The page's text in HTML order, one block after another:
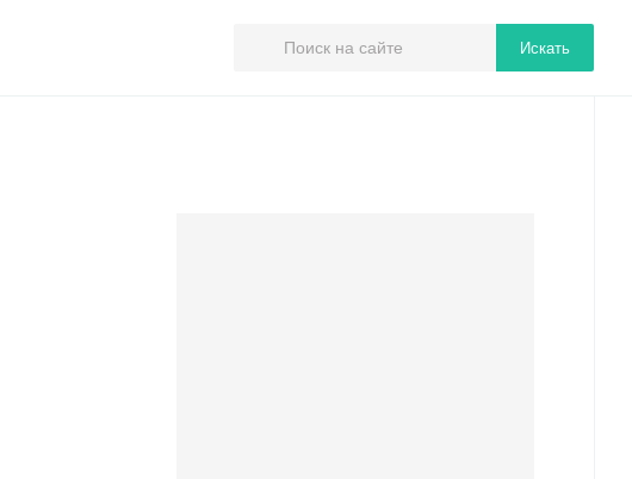
Искать